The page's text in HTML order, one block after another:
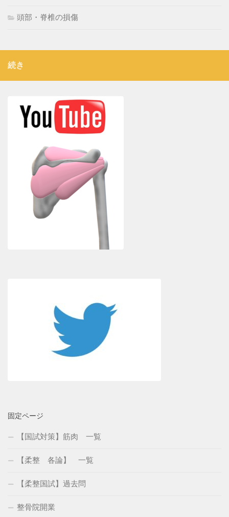
頭部・脊椎の損傷
続き
固定ページ
【国試対策】筋肉 一覧
【柔整 各論】 一覧
【柔整国試】過去問
整骨院開業